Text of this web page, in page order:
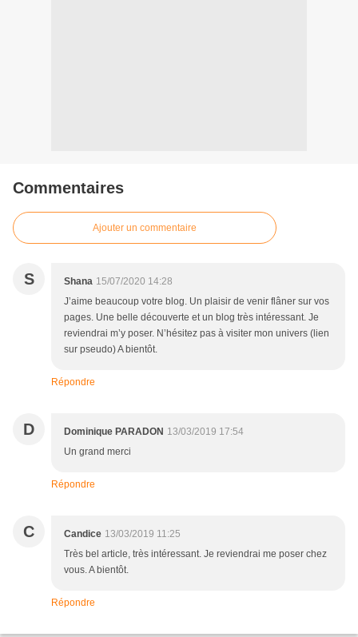
Commentaires
Ajouter un commentaire
S Shana 15/07/2020 14:28
J’aime beaucoup votre blog. Un plaisir de venir flâner sur vos
pages. Une belle découverte et un blog très intéressant. Je
reviendrai m’y poser. N’hésitez pas à visiter mon univers (lien
sur pseudo) A bientôt.
Répondre
D Dominique PARADON 13/03/2019 17:54
Un grand merci
Répondre
C Candice 13/03/2019 11:25
Très bel article, très intéressant. Je reviendrai me poser chez
vous. A bientôt.
Répondre